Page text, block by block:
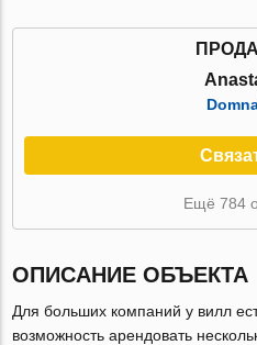
Ещё 784
ОПИСАНИЕ ОБЪЕКТА
Для больших компаний у вилл
возможность арендовать